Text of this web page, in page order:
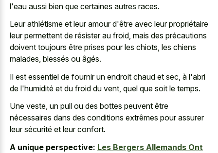
l'eau aussi bien que certaines autres races.
Leur athlétisme et leur amour d'être avec leur propriétaire
leur permettent de résister au froid, mais des précautions
doivent toujours être prises pour les chiots, les chiens
malades, blessés ou âgés.
Il est essentiel de fournir un endroit chaud et sec, à l'abri
de l'humidité et du froid du vent, quel que soit le temps.
Une veste, un pull ou des bottes peuvent être
nécessaires dans des conditions extrêmes pour assurer
leur sécurité et leur confort.
A unique perspective: Les Bergers Allemands Ont